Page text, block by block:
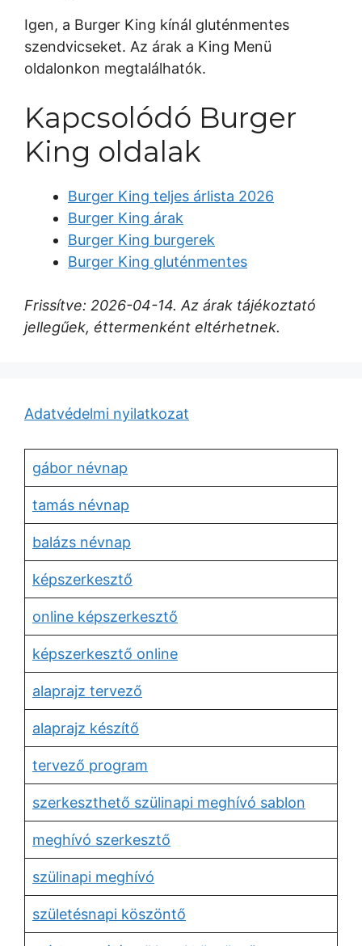
Igen, a Burger King kínál gluténmentes
szendvicseket. Az árak a King Menü
oldalonkon megtalálhatók.
Kapcsolódó Burger
King oldalak
Burger King teljes árlista 2026
Burger King árak
Burger King burgerek
Burger King gluténmentes
Frissítve: 2026-04-14. Az árak tájékoztató
jellegűek, éttermenként eltérhetnek.
Adatvédelmi nyilatkozat
gábor névnap
tamás névnap
balázs névnap
képszerkesztő
online képszerkesztő
képszerkesztő online
alaprajz tervező
alaprajz készítő
tervező program
szerkeszthető szülinapi meghívó sablon
meghívó szerkesztő
szülinapi meghívó
születésnapi köszöntő